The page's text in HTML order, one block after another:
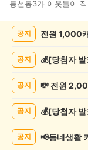
동선동3가 이웃들이
요
공지 전원 1,000
공지
공지
공지
공지 📢동네생활